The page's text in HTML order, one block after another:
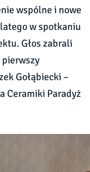
wspólne i nowe
w spotkaniu
Głos zabrali
pierwszy
Gołąbiecki –
Ceramiki Paradyż